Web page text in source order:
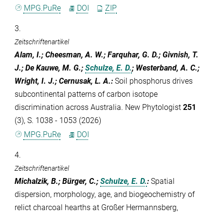
MPG.PuRe
DOI ZIP
3.
Zeitschriftenartikel
Alam, I.; Cheesman, A. W.; Farquhar, G. D.; Givnish, T.
J.; De Kauwe, M. G.; Schulze, E. D.; Westerband, A. C.;
Wright, I. J.; Cernusak, L. A.: Soil phosphorus drives
subcontinental patterns of carbon isotope
discrimination across Australia. New Phytologist 251
(3), S. 1038 - 1053 (2026)
MPG.PuRe
DOI
4.
Zeitschriftenartikel
Michalzik, B.; Bürger, C.; Schulze, E. D.: Spatial
dispersion, morphology, age, and biogeochemistry of
relict charcoal hearths at Großer Hermannsberg,